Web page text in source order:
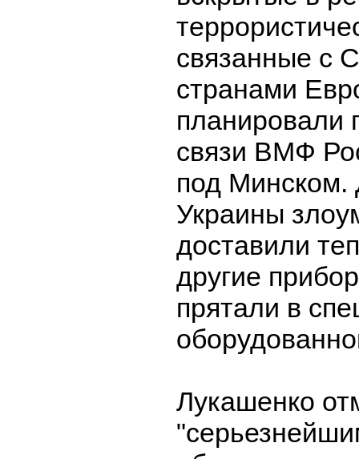
связанные с
странами
планировали
связи ВМФ
под Минском.
Украины
доставили
другие
прятали в
Лукашенко